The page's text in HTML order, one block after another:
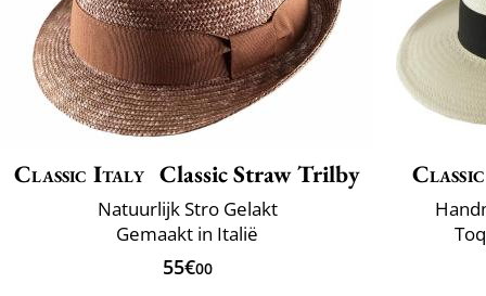
Classic Italy Classic Straw Trilby
Natuurlijk Stro Gelakt
Gemaakt in Italië
55€00